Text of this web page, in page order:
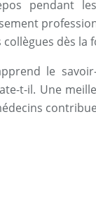
pendant
collègues dès la
le
t-il. Une